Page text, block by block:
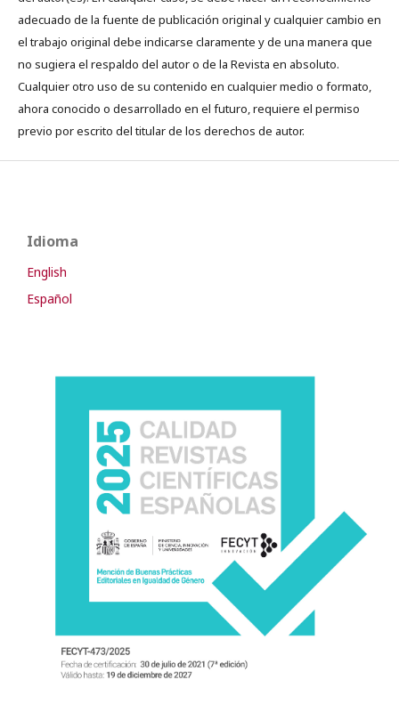
adecuado de la fuente de publicación original y cualquier cambio en
el trabajo original debe indicarse claramente y de una manera que
no sugiera el respaldo del autor o de la Revista en absoluto.
Cualquier otro uso de su contenido en cualquier medio o formato,
ahora conocido o desarrollado en el futuro, requiere el permiso
previo por escrito del titular de los derechos de autor.
Idioma
English
Español